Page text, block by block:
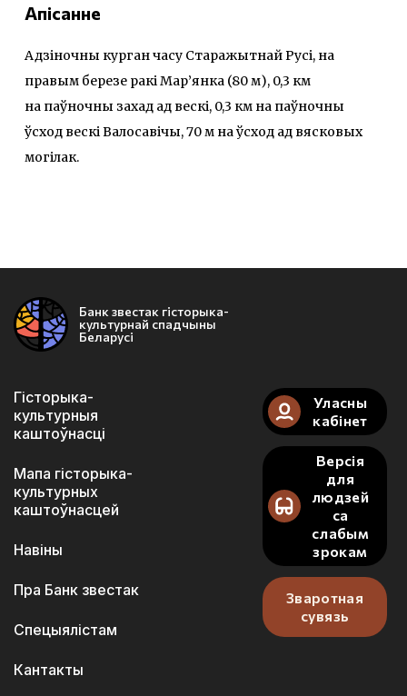
Апісанне
Адзіночны курган часу Старажытнай Русі, на
правым березе ракі Мар’янка (80 м), 0,3 км
на паўночны захад ад вескі, 0,3 км на паўночны
ўсход вескі Валосавічы, 70 м на ўсход ад вясковых
могілак.
Банк звестак гісторыка-
культурнай спадчыны
Беларусі
Гісторыка-
культурныя
каштоўнасці
Мапа гісторыка-
культурных
каштоўнасцей
Навіны
Пра Банк звестак
Спецыялістам
Кантакты
Уласны
кабінет
Версія
для
людзей
са
слабым
зрокам
Зваротная
сувязь